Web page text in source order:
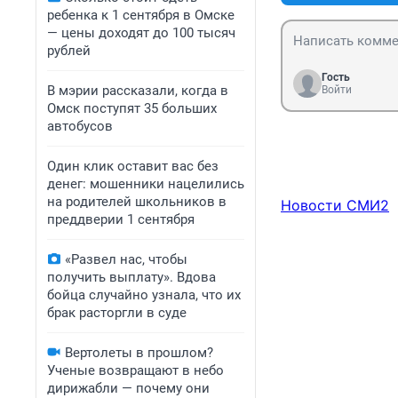
ребенка к 1 сентября в Омске
— цены доходят до 100 тысяч
рублей
В мэрии рассказали, когда в
Омск поступят 35 больших
автобусов
Один клик оставит вас без
денег: мошенники нацелились
на родителей школьников в
преддверии 1 сентября
«Развел нас, чтобы
получить выплату». Вдова
бойца случайно узнала, что их
брак расторгли в суде
Вертолеты в прошлом?
Ученые возвращают в небо
дирижабли — почему они
Гость
Войти
Новости СМИ2